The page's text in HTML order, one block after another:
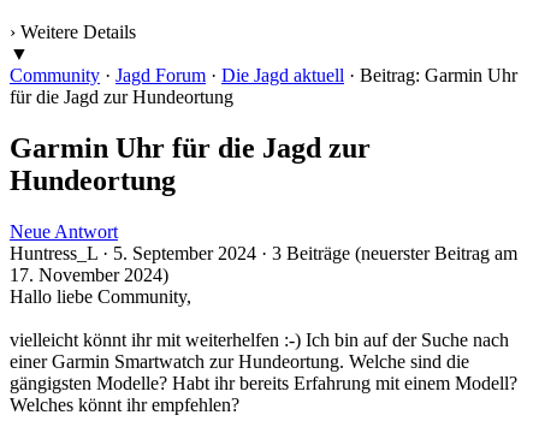
› Weitere Details
▼
Community · Jagd Forum · Die Jagd aktuell · Beitrag: Garmin Uhr
für die Jagd zur Hundeortung
Garmin Uhr für die Jagd zur
Hundeortung
Neue Antwort
Huntress_L · 5. September 2024 · 3 Beiträge (neuerster Beitrag am
17. November 2024)
Hallo liebe Community,
vielleicht könnt ihr mit weiterhelfen :-) Ich bin auf der Suche nach
einer Garmin Smartwatch zur Hundeortung. Welche sind die
gängigsten Modelle? Habt ihr bereits Erfahrung mit einem Modell?
Welches könnt ihr empfehlen?